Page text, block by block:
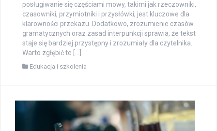
posługiwanie się częściami mowy, takimi jak rzeczowniki,
czasowniki, przymiotniki i przysłówki, jest kluczowe dla
klarowności przekazu. Dodatkowo, zrozumienie czasów
gramatycznych oraz zasad interpunkcji sprawia, że tekst
staje się bardziej przystępny i zrozumiały dla czytelnika.
Warto zgłębić te […]
Edukacja i szkolenia